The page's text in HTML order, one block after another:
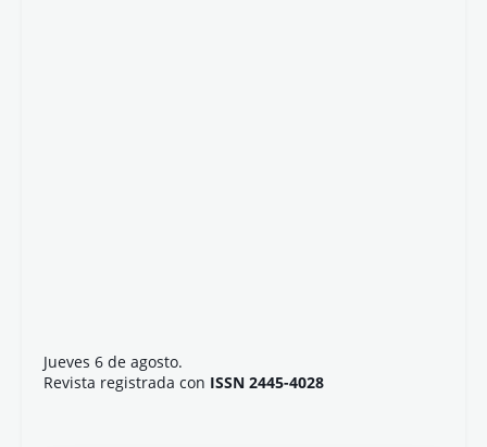
Jueves 6 de agosto.
Revista registrada con ISSN 2445-4028